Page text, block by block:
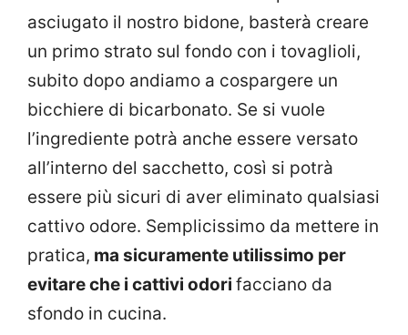
asciugato il nostro bidone, basterà creare
un primo strato sul fondo con i tovaglioli,
subito dopo andiamo a cospargere un
bicchiere di bicarbonato. Se si vuole
l’ingrediente potrà anche essere versato
all’interno del sacchetto, così si potrà
essere più sicuri di aver eliminato qualsiasi
cattivo odore. Semplicissimo da mettere in
pratica, ma sicuramente utilissimo per
evitare che i cattivi odori facciano da
sfondo in cucina.